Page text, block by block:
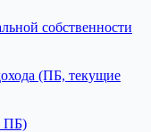
собственности
(ПБ, текущие
ПБ)